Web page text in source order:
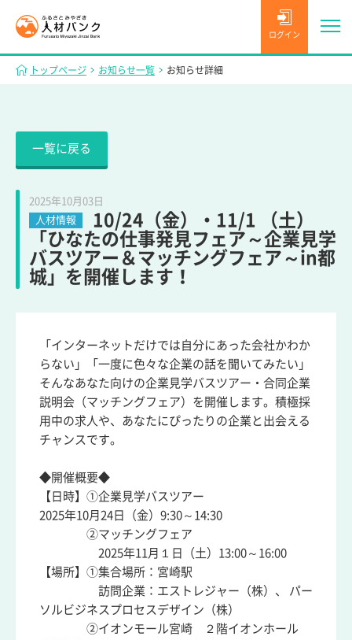
ログイン
トップページ お知らせ一覧 お知らせ詳細
一覧に戻る
2025年10月03日
人材情報
10/24（金）・11/1 （土）
「ひなたの仕事発見フェア～企業見学
バスツアー＆マッチングフェア～in都
城」を開催します！
「インターネットだけでは自分にあった会社かわか
らない」「一度に色々な企業の話を聞いてみたい」
そんなあなた向けの企業見学バスツアー・合同企業
説明会（マッチングフェア）を開催します。積極採
用中の求人や、あなたにぴったりの企業と出会える
チャンスです。
◆開催概要◆
【日時】①企業見学バスツアー
2025年10月24日（金）9:30～14:30
②マッチングフェア
2025年11月１日（土）13:00～16:00
【場所】①集合場所：宮崎駅
訪問企業：エストレジャー（株）、 パー
ソルビジネスプロセスデザイン（株）
②イオンモール宮崎 ２階イオンホール